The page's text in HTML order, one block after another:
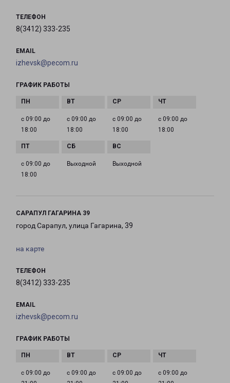
ТЕЛЕФОН
8(3412) 333-235
EMAIL
izhevsk@pecom.ru
ГРАФИК РАБОТЫ
с 09:00 до
18:00
с 09:00 до
18:00
с 09:00 до
18:00
с 09:00 до
18:00
с 09:00 до
18:00
Выходной Выходной
САРАПУЛ ГАГАРИНА 39
город Сарапул, улица Гагарина, 39
на карте
ТЕЛЕФОН
8(3412) 333-235
EMAIL
izhevsk@pecom.ru
ГРАФИК РАБОТЫ
с 09:00 до
с 09:00 до
с 09:00 до
с 09:00 до